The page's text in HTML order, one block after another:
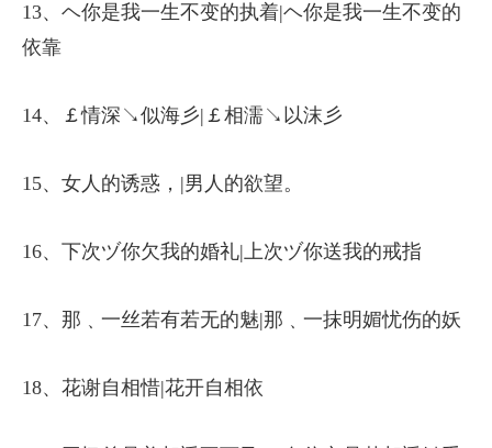
13、ヘ你是我一生不变的执着|ヘ你是我一生不变的
依靠
14、￡情深↘似海彡|￡相濡↘以沫彡
15、女人的诱惑，|男人的欲望。
16、下次ヅ你欠我的婚礼|上次ヅ你送我的戒指
17、那﹑一丝若有若无的魅|那﹑一抹明媚忧伤的妖
18、花谢自相惜|花开自相依